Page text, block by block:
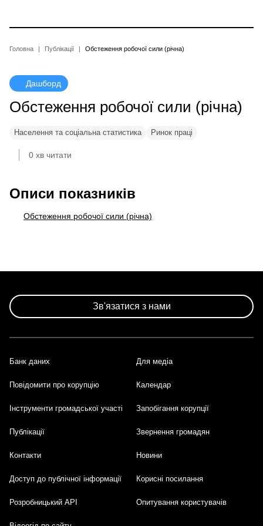
основного
Рядок
навіґації
Головна Публікації Обстеження робочої сили (річна)
Дашборд
Обстеження робочої сили (річна)
Населення та соціальна статистика Ринок праці
0 хв читати
Описи показників
Обстеження робочої сили (річна)
Зв'язатися з нами
Footer
Банк даних Для медіа
Повідомити про корупцію Календар
Інструменти громадської участі Запобігання корупції
Публікації Звернення громадян
Контакти Новини
Доступ до публічної інформації Корисні посилання
Розробницький API Опитування користувачів